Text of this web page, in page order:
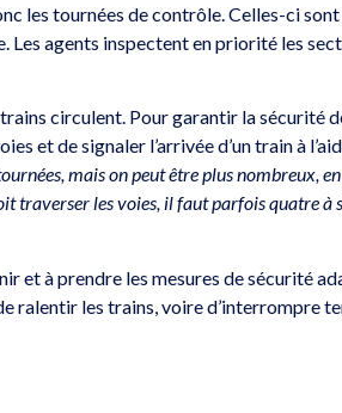
les tournées de contrôle. Celles-ci sont
agents inspectent en priorité les
circulent. Pour garantir la sécurité
et de signaler l’arrivée d’un train à
mais on peut être plus nombreux,
traverser les voies, il faut parfois quatre à
et à prendre les mesures de sécurité
ralentir les trains, voire d’interrompre